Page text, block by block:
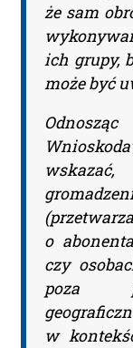
Miasto:
Piotr Liwszic
ul.
17, tel: (+48)
Dane
dostępu do
dostępu
Urzędu
na temat
dostępne jest
że sam
ich grupy,
może być
o
czy
poza
w